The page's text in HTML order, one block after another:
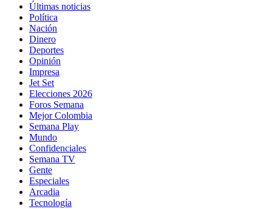
Últimas noticias
Política
Nación
Dinero
Deportes
Opinión
Impresa
Jet Set
Elecciones 2026
Foros Semana
Mejor Colombia
Semana Play
Mundo
Confidenciales
Semana TV
Gente
Especiales
Arcadia
Tecnología